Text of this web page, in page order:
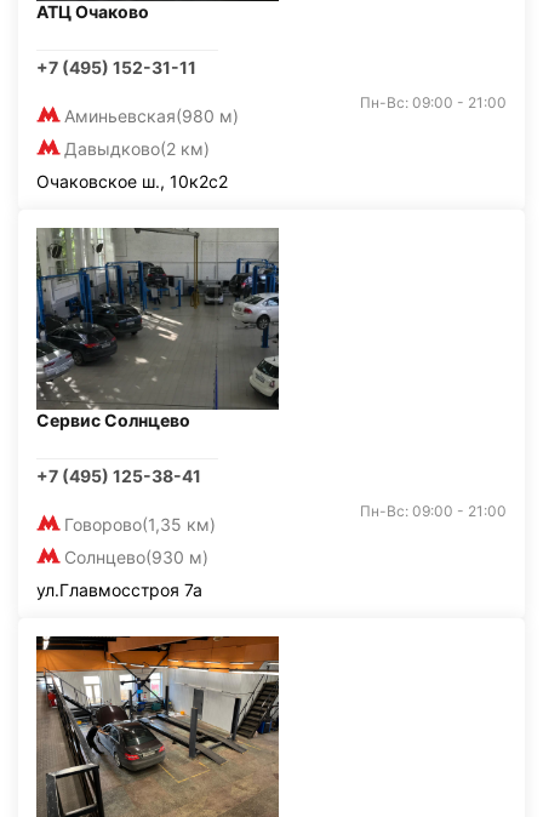
АТЦ Очаково
+7 (495) 152-31-11
Аминьевская(980 м)
Давыдково(2 км)
Пн-Вс: 09:00 - 21:00
Очаковское ш., 10к2с2
Сервис Солнцево
+7 (495) 125-38-41
Говорово(1,35 км)
Солнцево(930 м)
Пн-Вс: 09:00 - 21:00
ул.Главмосстроя 7а